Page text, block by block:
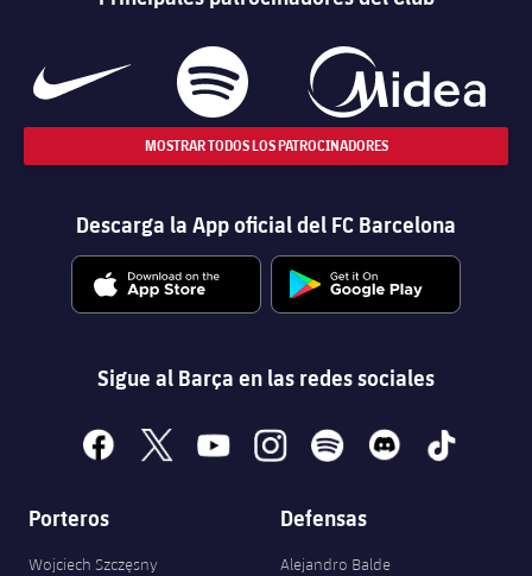
MOSTRAR TODOS LOS PATROCINADORES
Descarga la App oficial del FC Barcelona
Sigue al Barça en las redes sociales
facebook
x youtubeinstagramspotify discord tiktok
Porteros
Wojciech Szczęsny
Defensas
Alejandro Balde